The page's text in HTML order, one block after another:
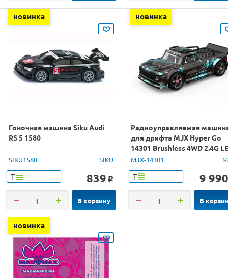
новинка
Гоночная машина Siku Audi
RS 5 1580
SIKU1580 SIKU
Т 839 o
В корзину
новинка
Радиоуправляемая
для дрифта MJX Hyper Go
14301 Brushless 4WD 2.4G
1/14 RTR
MJX-14301
Т 9 990
В
новинка